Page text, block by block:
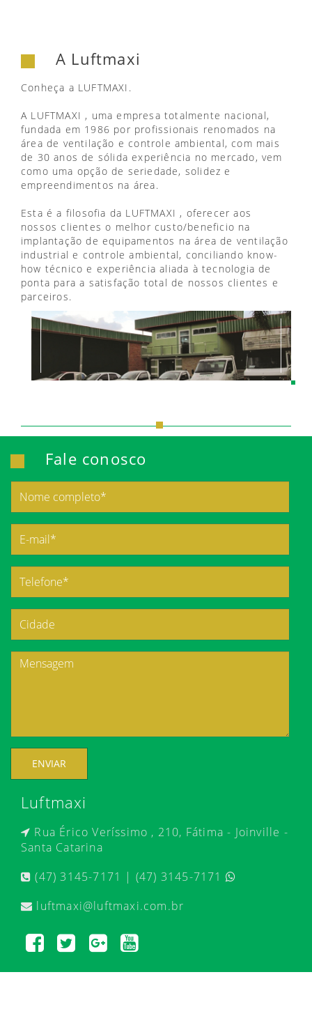
A Luftmaxi
Conheça a LUFTMAXI.
A LUFTMAXI , uma empresa totalmente nacional,
fundada em 1986 por profissionais renomados na
área de ventilação e controle ambiental, com mais
de 30 anos de sólida experiência no mercado, vem
como uma opção de seriedade, solidez e
empreendimentos na área.
Esta é a filosofia da LUFTMAXI , oferecer aos
nossos clientes o melhor custo/beneficio na
implantação de equipamentos na área de ventilação
industrial e controle ambiental, conciliando know-
how técnico e experiência aliada à tecnologia de
ponta para a satisfação total de nossos clientes e
parceiros.
Fale conosco
ENVIAR
Luftmaxi
Rua Érico Veríssimo , 210, Fátima - Joinville -
Santa Catarina
(47) 3145-7171 | (47) 3145-7171
luftmaxi@luftmaxi.com.br